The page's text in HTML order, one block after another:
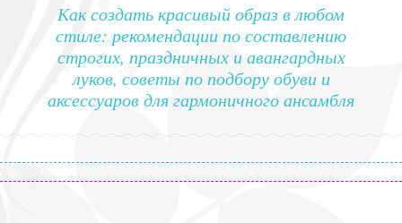
Как создать красивый образ в любом
стиле: рекомендации по составлению
строгих, праздничных и авангардных
луков, советы по подбору обуви и
аксессуаров для гармоничного ансамбля